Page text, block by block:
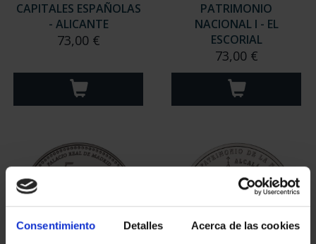
Consentimiento Detalles Acerca de las cookies
CAPITALES ESPAÑOLAS
- ALICANTE
73,00 €
PATRIMONIO
NACIONAL I - EL
ESCORIAL
73,00 €